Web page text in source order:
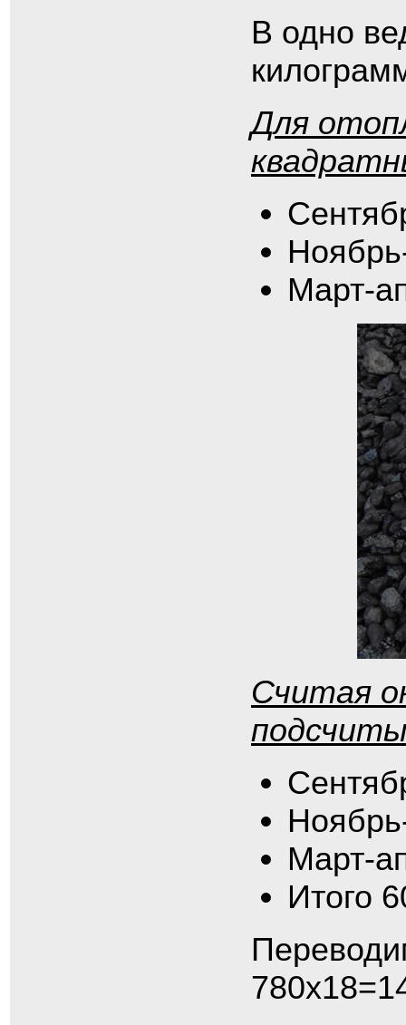
В одно
Для
Март-
Считая
Март-
Итого